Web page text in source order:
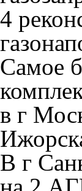
4
Самое
в г
В г